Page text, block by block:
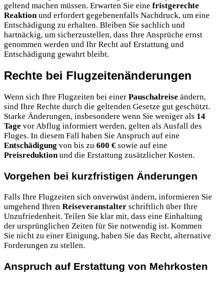
geltend machen müssen. Erwarten Sie eine fristgerechte
Reaktionund erfordert gegebenenfalls Nachdruck, um eine
Entschädigung zu erhalten. Bleiben Sie sachlich und
hartnäckig, um sicherzustellen, dass Ihre Ansprüche ernst
genommen werden und Ihr Recht auf Erstattung und
Entschädigung gewahrt bleibt.
Rechte bei Flugzeitenänderungen
Wenn sich Ihre Flugzeiten bei einer Pauschalreise ändern,
sind Ihre Rechte durch die geltenden Gesetze gut geschützt.
Starke Änderungen, insbesondere wenn Sie weniger als 14
Tage vor Abflug informiert werden, gelten als Ausfall des
Fluges. In diesem Fall haben Sie Anspruch auf eine
Entschädigung von bis zu 600 € sowie auf eine
Preisreduktionund die Erstattung zusätzlicher Kosten.
Vorgehen bei kurzfristigen Änderungen
Falls Ihre Flugzeiten sich onverwüst ändern, informieren Sie
umgehend Ihren Reiseveranstalter schriftlich über Ihre
Unzufriedenheit. Teilen Sie klar mit, dass eine Einhaltung
der ursprünglichen Zeiten für Sie notwendig ist. Kommen
Sie nicht zu einer Einigung, haben Sie das Recht, alternative
Forderungen zu stellen.
Anspruch auf Erstattung von Mehrkosten